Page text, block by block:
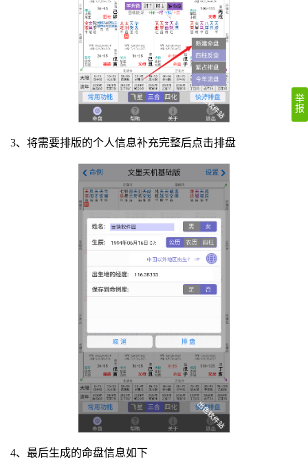
3、将需要排版的个人信息补充完整后点击排盘
4、最后生成的命盘信息如下
举
报